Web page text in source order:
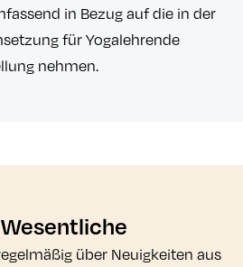
in Bezug auf die in der
für Yogalehrende
nehmen.
über Neuigkeiten aus